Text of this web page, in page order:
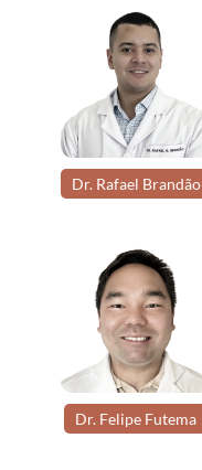
Dr. Rafael Brandão
Dr. Felipe Futema